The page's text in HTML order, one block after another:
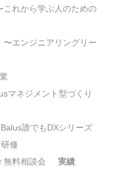
これから学ぶ人のための
エンジニアリングリー
マネジメント型づくり
誰でもDXシリーズ
修
無料相談会
実績